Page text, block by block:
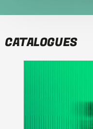
CATALOGUES